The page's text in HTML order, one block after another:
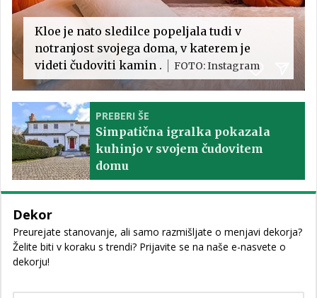
Kloe je nato sledilce popeljala tudi v
notranjost svojega doma, v katerem je
videti čudoviti kamin .
FOTO: Instagram
PREBERI ŠE
Simpatična igralka pokazala
kuhinjo v svojem čudovitem
domu
Dekor
Preurejate stanovanje, ali samo razmišljate o menjavi dekorja?
Želite biti v koraku s trendi? Prijavite se na naše e-nasvete o
dekorju!